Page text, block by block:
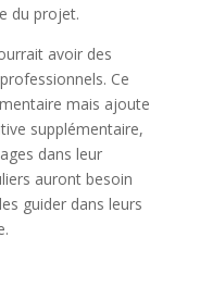
du projet.
avoir des
Ce
mais ajoute
supplémentaire,
dans leur
auront besoin
guider dans leurs